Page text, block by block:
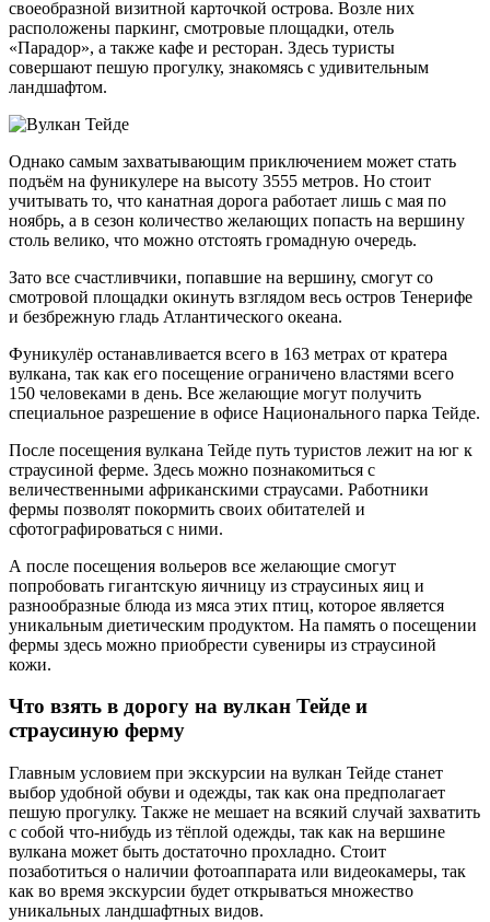
своеобразной визитной карточкой острова. Возле них
расположены паркинг, смотровые площадки, отель
«Парадор», а также кафе и ресторан. Здесь туристы
совершают пешую прогулку, знакомясь с удивительным
ландшафтом.
Однако самым захватывающим приключением может стать
подъём на фуникулере на высоту 3555 метров. Но стоит
учитывать то, что канатная дорога работает лишь с мая по
ноябрь, а в сезон количество желающих попасть на вершину
столь велико, что можно отстоять громадную очередь.
Зато все счастливчики, попавшие на вершину, смогут со
смотровой площадки окинуть взглядом весь остров Тенерифе
и безбрежную гладь Атлантического океана.
Фуникулёр останавливается всего в 163 метрах от кратера
вулкана, так как его посещение ограничено властями всего
150 человеками в день. Все желающие могут получить
специальное разрешение в офисе Национального парка Тейде.
После посещения вулкана Тейде путь туристов лежит на юг к
страусиной ферме. Здесь можно познакомиться с
величественными африканскими страусами. Работники
фермы позволят покормить своих обитателей и
сфотографироваться с ними.
А после посещения вольеров все желающие смогут
попробовать гигантскую яичницу из страусиных яиц и
разнообразные блюда из мяса этих птиц, которое является
уникальным диетическим продуктом. На память о посещении
фермы здесь можно приобрести сувениры из страусиной
кожи.
Что взять в дорогу на вулкан Тейде и
страусиную ферму
Главным условием при экскурсии на вулкан Тейде станет
выбор удобной обуви и одежды, так как она предполагает
пешую прогулку. Также не мешает на всякий случай захватить
с собой что-нибудь из тёплой одежды, так как на вершине
вулкана может быть достаточно прохладно. Стоит
позаботиться о наличии фотоаппарата или видеокамеры, так
как во время экскурсии будет открываться множество
уникальных ландшафтных видов.